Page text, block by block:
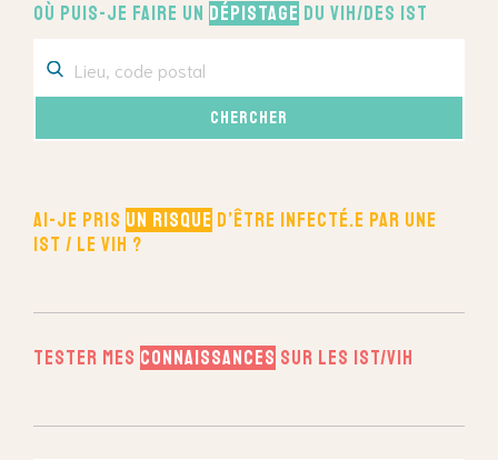
Où puis-je faire un dépistage du VIH/des IST
Ai-je pris un risque d’être infecté.e par une
IST / le VIH ?
Tester mes connaissances sur les IST/VIH